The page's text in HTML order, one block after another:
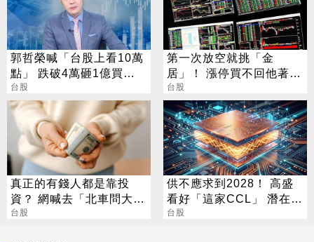
郭哲榮喊「台股上看10萬
點」 跌破4萬砸1億買
0050
台股
第一次放空就挑「金
居」！ 漲停買不回他著急
專家不忍說話了
台股
真正的有錢人都是靠投
資？ 網喊去「北車問大
師」：保證專業
台股
供不應求到2028！ 高盛
看好「這家CCL」 潛在漲
幅171%
台股